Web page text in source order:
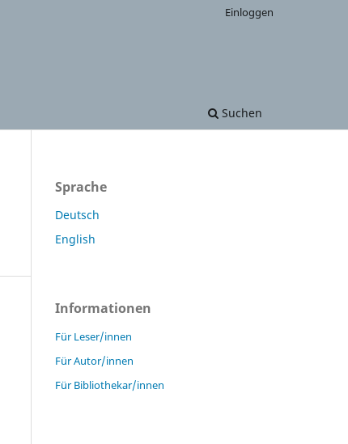
Suchen
Einloggen
Sprache
Deutsch
English
Informationen
Für Leser/innen
Für Autor/innen
Für Bibliothekar/innen